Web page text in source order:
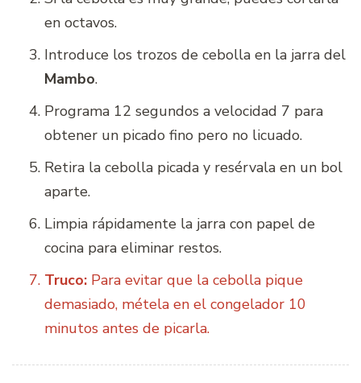
en octavos.
Introduce los trozos de cebolla en la jarra del
Mambo.
Programa 12 segundos a velocidad 7 para
obtener un picado fino pero no licuado.
Retira la cebolla picada y resérvala en un bol
aparte.
Limpia rápidamente la jarra con papel de
cocina para eliminar restos.
Truco: Para evitar que la cebolla pique
demasiado, métela en el congelador 10
minutos antes de picarla.